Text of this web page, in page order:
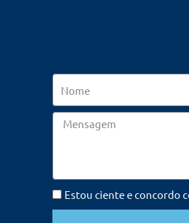
Mensagem
Estou ciente e concordo